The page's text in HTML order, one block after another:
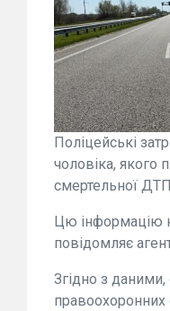
Поліцейські
чоловіка, якого
смертельної
Цю інформацію
повідомляє
Згідно з
правоохоронних